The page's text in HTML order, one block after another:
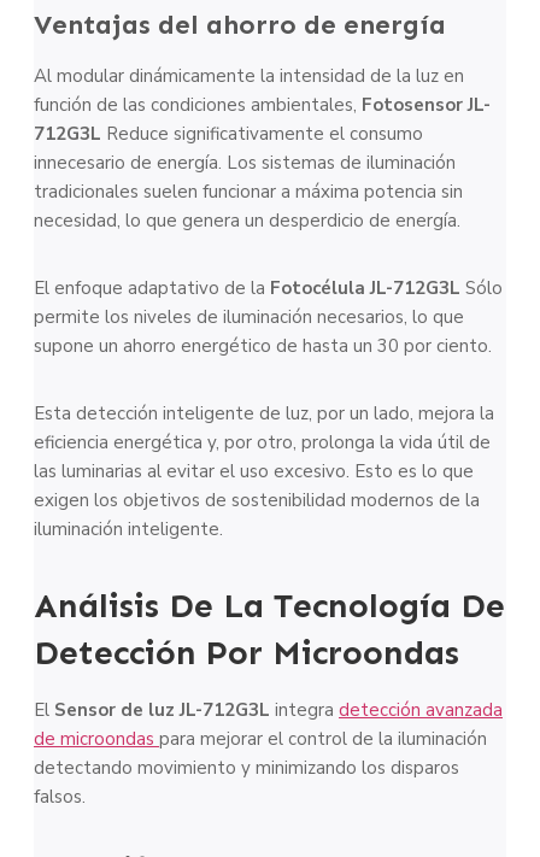
Ventajas del ahorro de energía
Al modular dinámicamente la intensidad de la luz en
función de las condiciones ambientales, Fotosensor JL-
712G3L Reduce significativamente el consumo
innecesario de energía. Los sistemas de iluminación
tradicionales suelen funcionar a máxima potencia sin
necesidad, lo que genera un desperdicio de energía.
El enfoque adaptativo de la Fotocélula JL-712G3L Sólo
permite los niveles de iluminación necesarios, lo que
supone un ahorro energético de hasta un 30 por ciento.
Esta detección inteligente de luz, por un lado, mejora la
eficiencia energética y, por otro, prolonga la vida útil de
las luminarias al evitar el uso excesivo. Esto es lo que
exigen los objetivos de sostenibilidad modernos de la
iluminación inteligente.
Análisis De La Tecnología De
Detección Por Microondas
El Sensor de luz JL-712G3L integra detección avanzada
de microondas para mejorar el control de la iluminación
detectando movimiento y minimizando los disparos
falsos.